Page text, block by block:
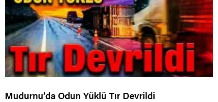
Mudurnu’da Odun Yüklü Tır Devrildi